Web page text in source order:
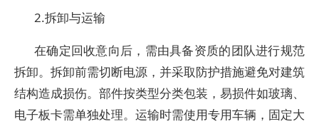
2.拆卸与运输
在确定回收意向后，需由具备资质的团队进行规范
拆卸。拆卸前需切断电源，并采取防护措施避免对建筑
结构造成损伤。部件按类型分类包装，易损件如玻璃、
电子板卡需单独处理。运输时需使用专用车辆，固定大